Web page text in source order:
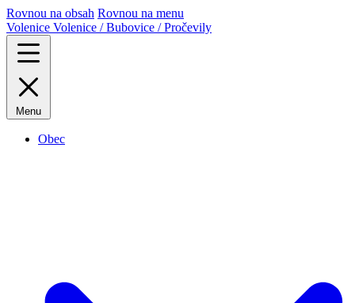
Rovnou na obsah Rovnou na menu
Volenice Volenice / Bubovice / Pročevily
Menu
Obec